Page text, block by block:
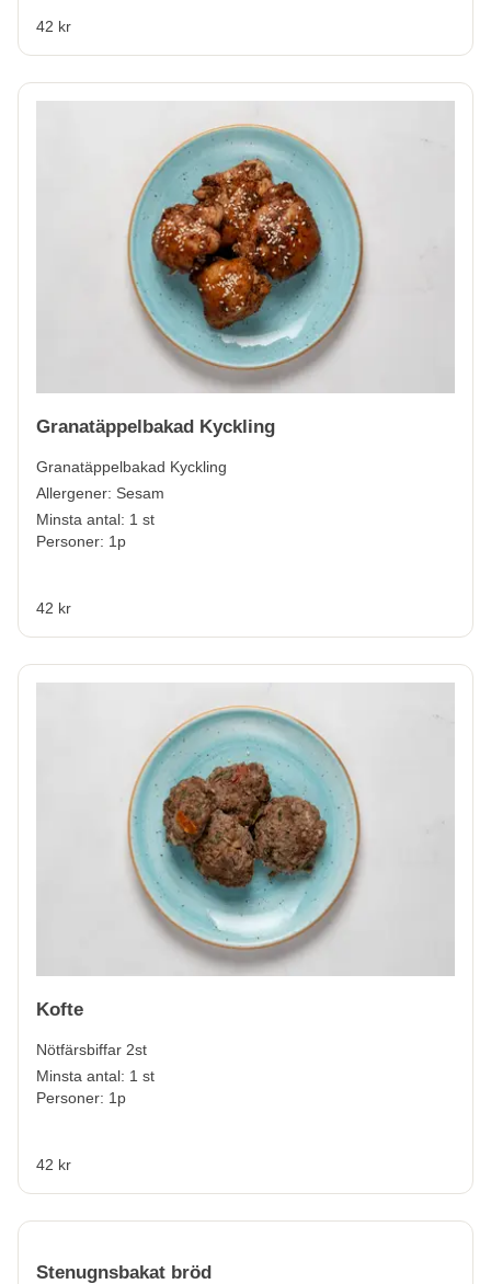
42 kr
Granatäppelbakad Kyckling
Granatäppelbakad Kyckling
Allergener: Sesam
Minsta antal: 1 st
Personer: 1p
42 kr
Kofte
Nötfärsbiffar 2st
Minsta antal: 1 st
Personer: 1p
42 kr
Stenugnsbakat bröd